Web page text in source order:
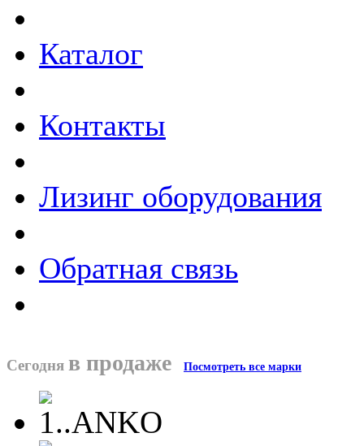
Каталог
Контакты
Лизинг оборудования
Обратная связь
Сегодня в продаже Посмотреть все марки